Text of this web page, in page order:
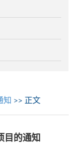
知 >> 正文
目的通知